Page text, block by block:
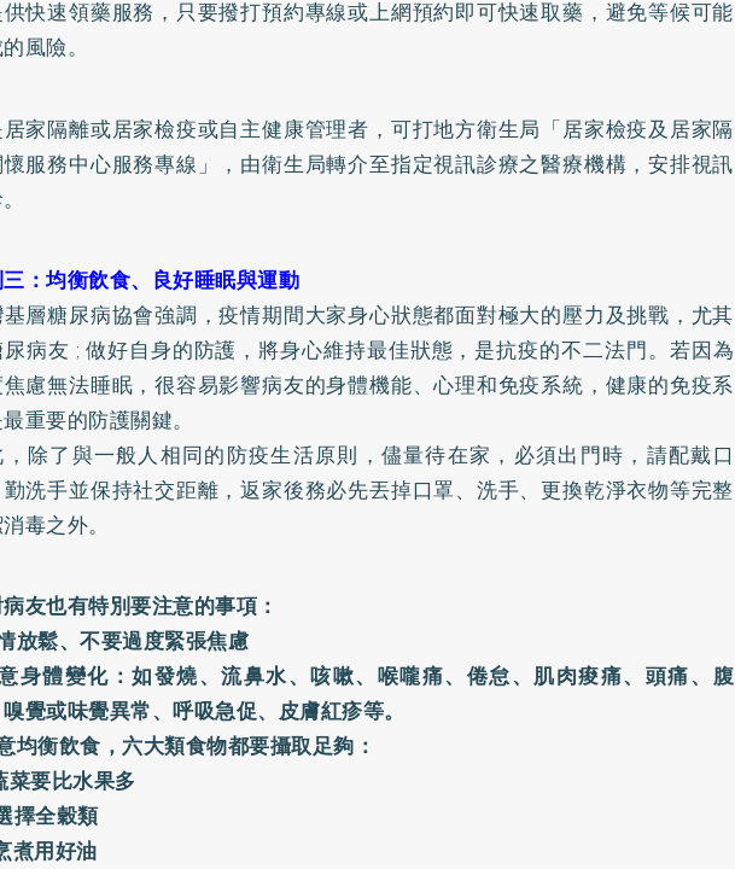
快速領藥服務，只要撥打預約專線或上網預約即可快速取藥，避免等候可能
風險。
家隔離或居家檢疫或自主健康管理者，可打地方衛生局「居家檢疫及居家隔
服務中心服務專線」，由衛生局轉介至指定視訊診療之醫療機構，安排視訊
：均衡飲食、良好睡眠與運動
層糖尿病協會強調，疫情期間大家身心狀態都面對極大的壓力及挑戰，尤其
病友 ; 做好自身的防護，將身心維持最佳狀態，是抗疫的不二法門。若因為
慮無法睡眠，很容易影響病友的身體機能、心理和免疫系統，健康的免疫系
重要的防護關鍵。
，除了與一般人相同的防疫生活原則，儘量待在家，必須出門時，請配戴口
洗手並保持社交距離，返家後務必先丟掉口罩、洗手、更換乾淨衣物等完整
毒之外。
友也有特別要注意的事項：
放鬆、不要過度緊張焦慮
身體變化：如發燒、流鼻水、咳嗽、喉嚨痛、倦怠、肌肉痠痛、頭痛、腹
覺或味覺異常、呼吸急促、皮膚紅疹等。
均衡飲食，六大類食物都要攝取足夠：
菜要比水果多
擇全穀類
煮用好油